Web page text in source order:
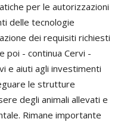
per le autorizzazioni
delle tecnologie
dei requisiti richiesti
poi - continua Cervi -
e aiuti agli investimenti
le strutture
degli animali allevati e
Rimane importante